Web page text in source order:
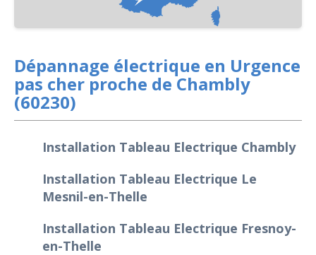
Dépannage électrique en Urgence
pas cher proche de Chambly
(60230)
Installation Tableau Electrique Chambly
Installation Tableau Electrique Le
Mesnil-en-Thelle
Installation Tableau Electrique Fresnoy-
en-Thelle